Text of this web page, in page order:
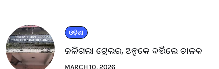
ଓଡ଼ିଶା
ଜଳିଗଲା ଟ୍ରେଲର, ଅଳ୍ପକେ ବର୍ତ୍ତିଲେ ଚାଳକ
MARCH 10, 2026